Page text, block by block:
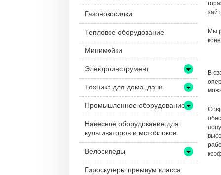
Газонокосилки
Тепловое оборудование
Минимойки
Электроинструмент
Техника для дома, дачи
Промышленное оборудование
Навесное оборудование для
культиваторов и мотоблоков
Велосипеды
Гироскутеры премиум класса
Мы
В